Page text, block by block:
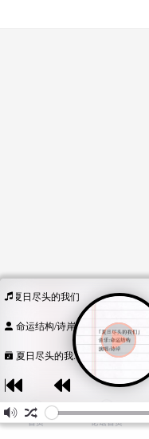
夏日尽头的我们
命运结构/诗岸
夏日尽头的我...
首页 论坛首页